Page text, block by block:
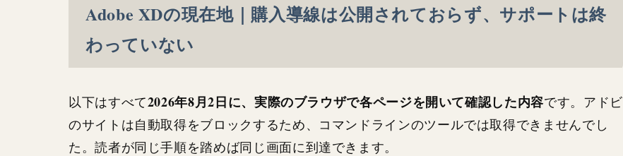
Adobe XDの現在地｜購入導線は公開されておらず、サポートは終
わっていない
以下はすべて2026年8月2日に、実際のブラウザで各ページを開いて確認した内容です。アドビ
のサイトは自動取得をブロックするため、コマンドラインのツールでは取得できませんでし
た。読者が同じ手順を踏めば同じ画面に到達できます。